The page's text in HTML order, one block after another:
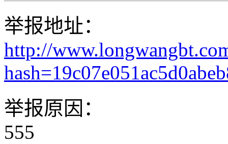
举报地址：
http://
举报原因：
555